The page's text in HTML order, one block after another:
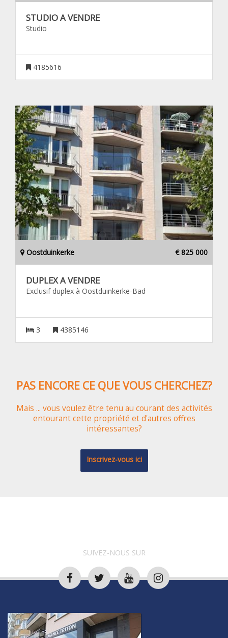
STUDIO A VENDRE
Studio
4185616
Oostduinkerke € 825 000
DUPLEX A VENDRE
Exclusif duplex à Oostduinkerke-Bad
3 4385146
PAS ENCORE CE QUE VOUS CHERCHEZ?
Mais ... vous voulez être tenu au courant des activités
entourant cette propriété et d'autres offres
intéressantes?
Inscrivez-vous ici
SUIVEZ-NOUS SUR